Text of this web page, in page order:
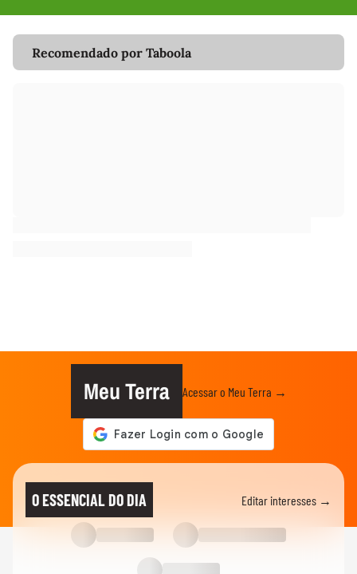
Recomendado por Taboola
Meu Terra Acessar o Meu Terra →
O ESSENCIAL DO DIA Editar interesses →